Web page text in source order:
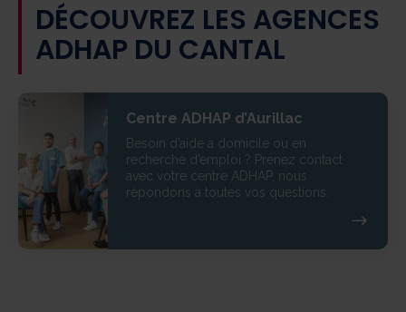
DÉCOUVREZ LES AGENCES
ADHAP DU CANTAL
Centre ADHAP d’Aurillac
Besoin d’aide à domicile ou en
recherche d’emploi ? Prenez contact
avec votre centre ADHAP, nous
répondons à toutes vos questions.